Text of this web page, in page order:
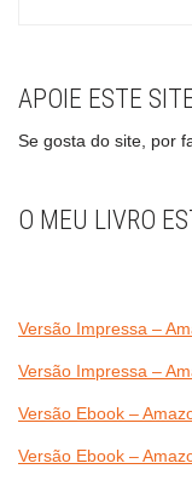
APOIE ESTE
Se gosta do site, por
O MEU LIVRO
Versão Impressa –
Versão Impressa –
Versão Ebook –
Versão Ebook –